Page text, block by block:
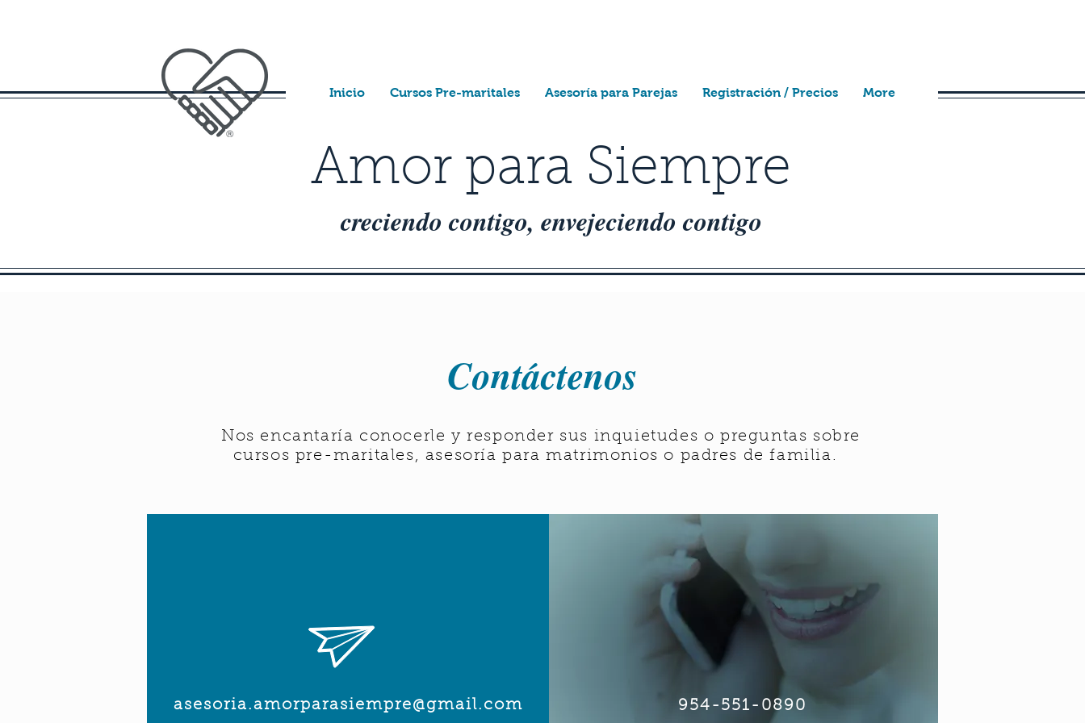
Inicio Cursos Pre-maritales Asesoría para Parejas Registración / Precios More
Amor para Siempre
creciendo contigo, envejeciendo contigo
Contáctenos
Nos encantaría conocerle y responder sus inquietudes o preguntas sobre
cursos pre-maritales, asesoría para matrimonios o padres de familia.
asesoria.amorparasiempre@gmail.com 954-551-0890